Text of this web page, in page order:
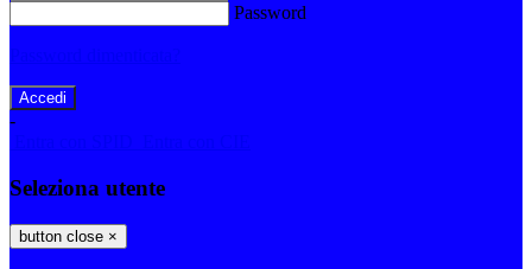
Password
-
Seleziona utente
button close ×